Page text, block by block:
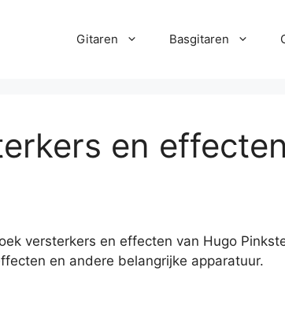
Gitaren Basgitaren
en effecten
versterkers en effecten van Hugo
en andere belangrijke apparatuur.